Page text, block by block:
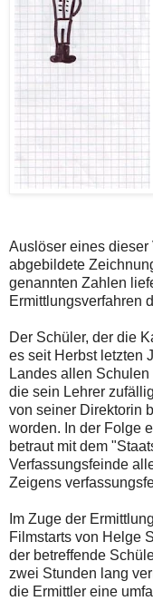
Auslöser eines dieser
abgebildete
genannten Zahlen
Ermittlungsverfahren
Der Schüler, der die
es seit Herbst letzten
Landes allen
die sein Lehrer
von seiner Direktorin
worden. In der Folge
betraut mit dem
Verfassungsfeinde
Zeigens
Im Zuge der
Filmstarts von Helge
der betreffende
zwei Stunden lang
die Ermittler eine